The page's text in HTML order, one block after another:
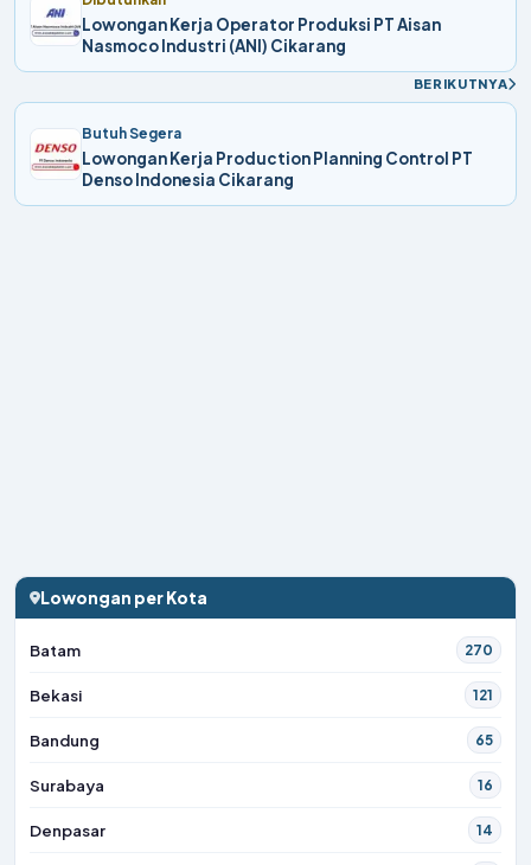
Lowongan Kerja Operator Produksi PT Aisan
Nasmoco Industri (ANI) Cikarang
BERIKUTNYA
Butuh Segera
Lowongan Kerja Production Planning Control PT
Denso Indonesia Cikarang
Lowongan per Kota
Batam 270
Bekasi 121
Bandung 65
Surabaya 16
Denpasar 14